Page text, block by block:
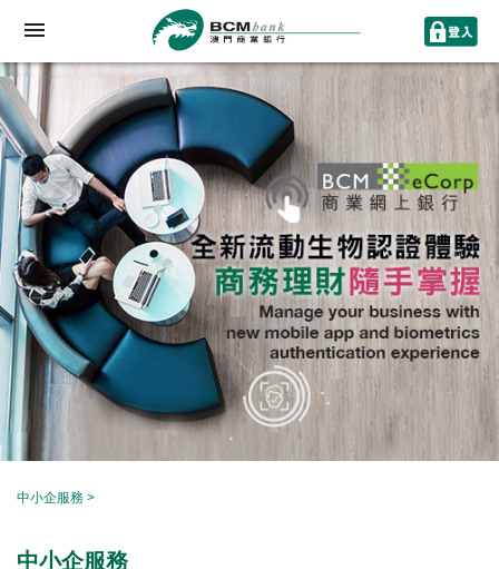
中小企服務 >
中小企服務